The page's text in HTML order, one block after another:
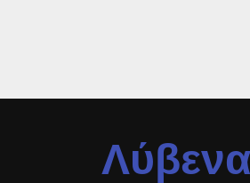
Λύβενα